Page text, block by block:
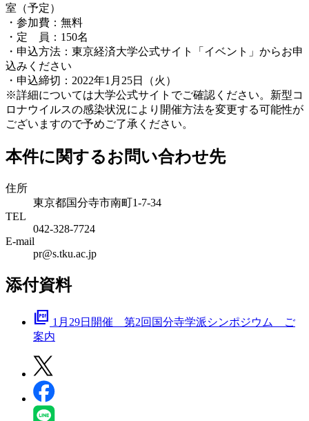
室（予定）
・参加費：無料
・定 員：150名
・申込方法：東京経済大学公式サイト「イベント」からお申
込みください
・申込締切：2022年1月25日（火）
※詳細については大学公式サイトでご確認ください。新型コ
ロナウイルスの感染状況により開催方法を変更する可能性が
ございますので予めご了承ください。
本件に関するお問い合わせ先
住所
東京都国分寺市南町1-7-34
TEL
042-328-7724
E-mail
pr@s.tku.ac.jp
添付資料
picture_as_pdf 1月29日開催 第2回国分寺学派シンポジウム ご
案内